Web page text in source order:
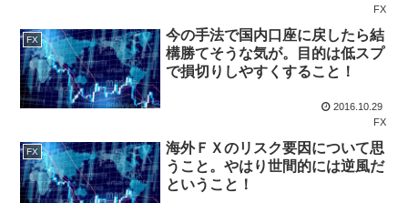
FX
FX
今の手法で国内口座に戻したら結
構勝てそうな気が。目的は低スプ
で損切りしやすくすること！
2016.10.29
FX
FX
海外ＦＸのリスク要因について思
うこと。やはり世間的には逆風だ
ということ！